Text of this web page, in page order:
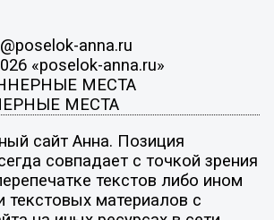
anna.ru
«poselok-anna.ru»
МЕСТА
МЕСТА
сайт Анна. Позиция
совпадает с точкой зрения
текстов либо ином
текстовых материалов с